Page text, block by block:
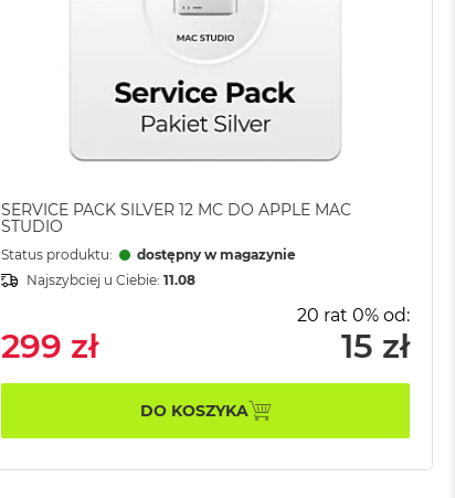
SERVICE PACK SILVER 12 MC DO APPLE MAC
STUDIO
Status produktu:
dostępny w magazynie
Najszybciej u Ciebie:11.08
299 zł
20 rat 0% od:
15 zł
DO KOSZYKA